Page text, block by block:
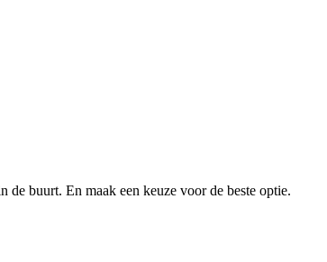
buurt. En maak een keuze voor de beste optie.